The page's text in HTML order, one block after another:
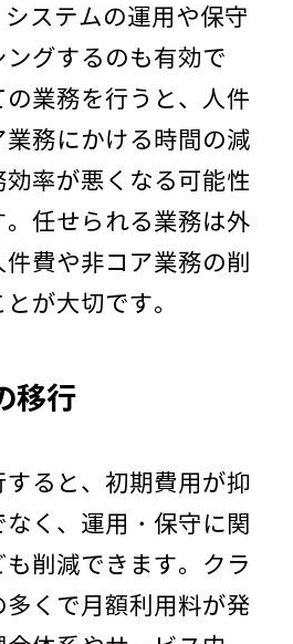
ステムの運用や保守
グするのも有効で
業務を行うと、人件
務にかける時間の減
率が悪くなる可能性
任せられる業務は外
費や非コア業務の削
が大切です。
移行
ると、初期費用が抑
く、運用・保守に関
削減できます。クラ
多くで月額利用料が発